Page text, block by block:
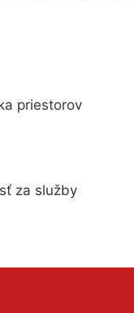
priestorov
za služby